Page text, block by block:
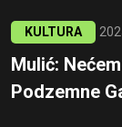
KULTURA
Mulić:
Podzemne